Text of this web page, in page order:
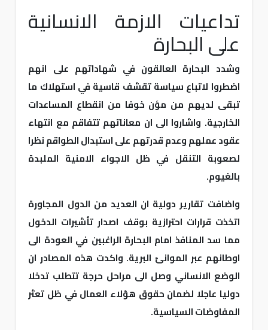
تداعيات الازمة الانسانية
على البحارة
وشدد البحارة العالقون في شهاداتهم على انهم
اضطروا لاتباع سياسة تقشف قاسية في استهلاك ما
تبقى لديهم من مؤن خوفا من انقطاع المساعدات
الخارجية. واشاروا الى ان معاناتهم تتفاقم مع انتهاء
عقود عملهم وعدم قدرتهم على استبدال الطواقم نظرا
لصعوبة التنقل في ظل الاجواء الامنية الملبدة
بالغيوم.
واضافت تقارير دولية ان العديد من الدول المجاورة
اتخذت قرارات احترازية بوقف اصدار تأشيرات الدخول
مما سد المنافذ امام البحارة الراغبين في العودة الى
اوطانهم عبر الموانئ البرية. واكدت هذه المصادر ان
الوضع الانساني وصل الى مراحل حرجة تتطلب تدخلا
دوليا عاجلا لضمان حقوق هؤلاء العمال في ظل تعثر
المفاوضات السياسية.